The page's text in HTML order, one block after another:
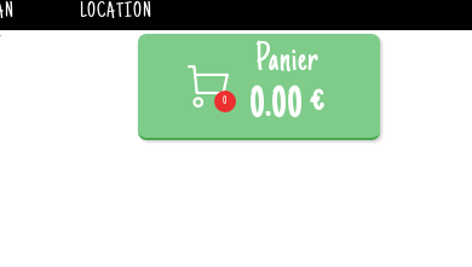
LOCATION

0
Panier
0.00 €